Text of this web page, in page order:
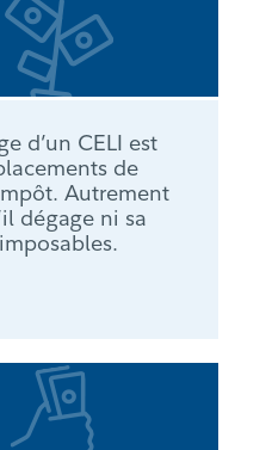
d’un CELI est
de
Autrement
dégage ni sa